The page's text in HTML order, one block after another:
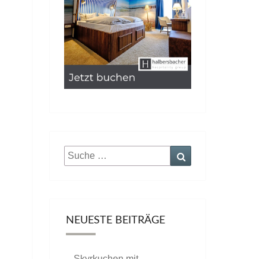
Suche
nach:
NEUESTE BEITRÄGE